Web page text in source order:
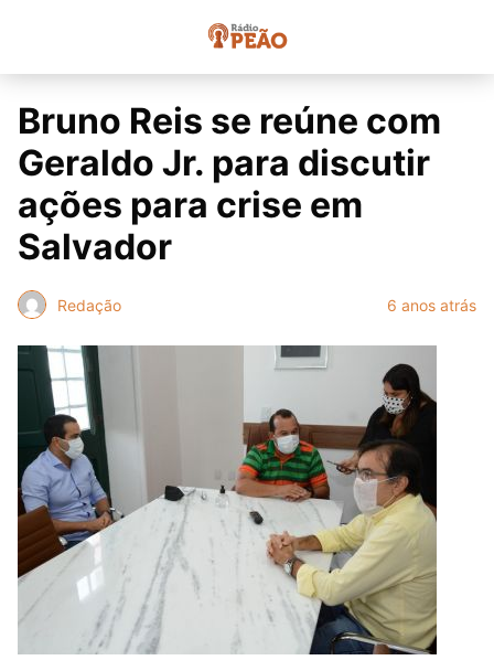
Bruno Reis se reúne com
Geraldo Jr. para discutir
ações para crise em
Salvador
Redação 6 anos atrás